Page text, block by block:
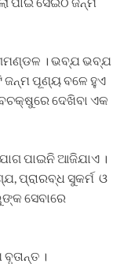
। ଭବ୍ଯ ଭବ୍ଯ
ଜନ୍ମ ପୂଣ୍ୟ ବଳେ ହୁଏ
ଦେଖିବା ଏକ
ପାଇନି ଆଜିଯାଏ ।
ପ୍ରାରବ୍ଧ ସୁକର୍ମ ଓ
ସେବାରେ
।